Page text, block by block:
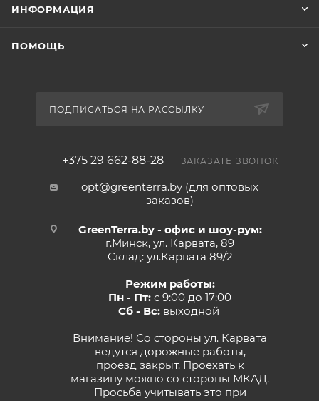
ИНФОРМАЦИЯ
ПОМОЩЬ
ПОДПИСАТЬСЯ НА РАССЫЛКУ
+375 29 662-88-28 ЗАКАЗАТЬ ЗВОНОК
opt@greenterra.by (для оптовых
заказов)
GreenTerra.by - офис и шоу-рум:
г.Минск, ул. Карвата, 89
Склад: ул.Карвата 89/2
Режим работы:
Пн - Пт: с 9:00 до 17:00
Сб - Вс:выходной
Внимание! Со стороны ул. Карвата
ведутся дорожные работы,
проезд закрыт. Проехать к
магазину можно со стороны МКАД.
Просьба учитывать это при